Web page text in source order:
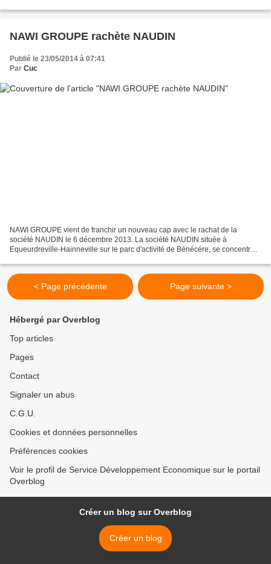
NAWI GROUPE rachète NAUDIN
Publié le 23/05/2014 à 07:41
Par Cuc
NAWI GROUPE vient de franchir un nouveau cap avec le rachat de la
société NAUDIN le 6 décembre 2013. La société NAUDIN située à
Equeurdreville-Hainneville sur le parc d'activité de Bénécére, se concentre
< Page précédente Page suivante >
Hébergé par Overblog
Top articles
Pages
Contact
Signaler un abus
C.G.U.
Cookies et données personnelles
Préférences cookies
Voir le profil de Service Développement Economique sur le portail
Overblog
Créer un blog sur Overblog
Créer un blog